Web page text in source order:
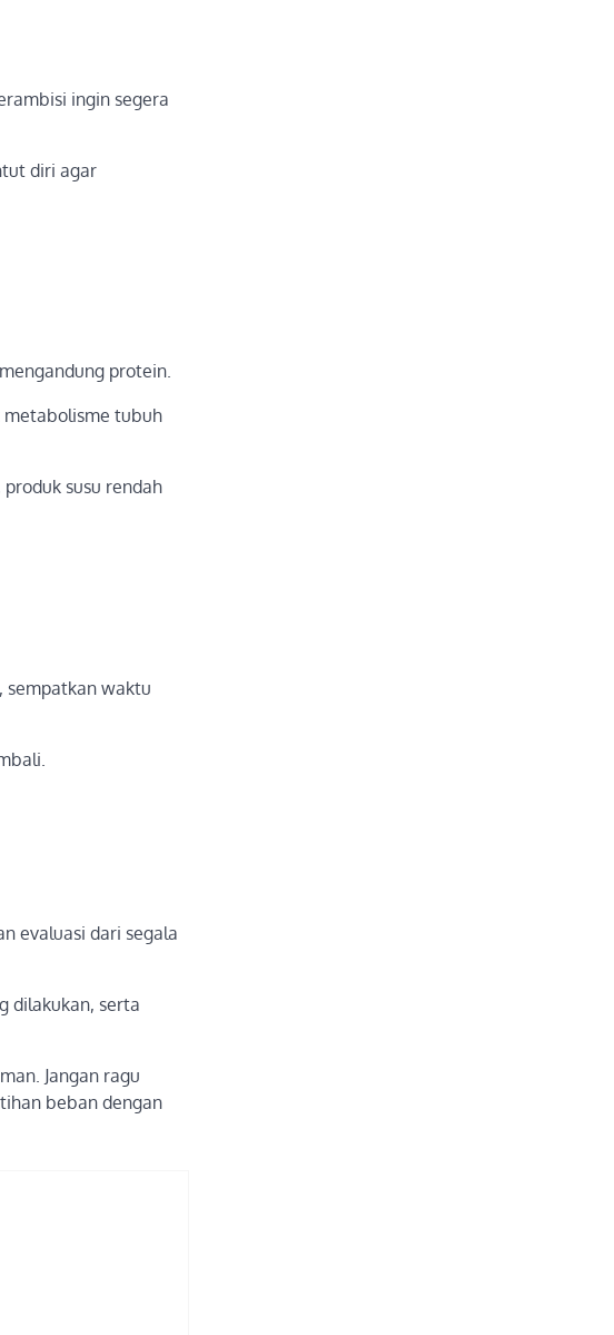
ingin segera
diri agar
protein.
metabolisme tubuh
susu rendah
sempatkan waktu
evaluasi dari segala
dilakukan, serta
Jangan ragu
beban dengan